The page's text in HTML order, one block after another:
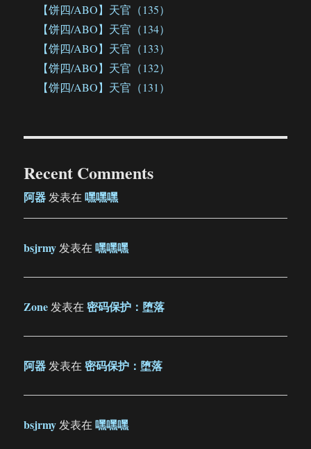
【饼四/ABO】天官（135）
【饼四/ABO】天官（134）
【饼四/ABO】天官（133）
【饼四/ABO】天官（132）
【饼四/ABO】天官（131）
Recent Comments
阿器发表在嘿嘿嘿
bsjrmy发表在嘿嘿嘿
Zone发表在密码保护：堕落
阿器发表在密码保护：堕落
bsjrmy发表在嘿嘿嘿